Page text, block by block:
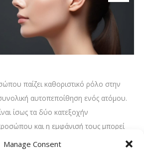
Manage Consent
παίζει καθοριστικό ρόλο στην
αυτοπεποίθηση ενός ατόμου.
ίσως τα δύο κατεξοχήν
και η εμφάνισή τους μπορεί
την αρμονία του προσώπου. Εάν τα